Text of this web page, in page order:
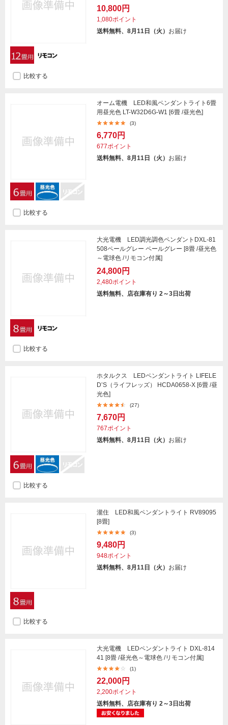
10,800円
1,080ポイント
送料無料、8月11日（火） お届け
比較する
オーム電機 LED和風ペンダントライト6畳
用昼光色 LT-W32D6G-W1 [6畳 /昼光色]
(3)
6,770円
677ポイント
送料無料、8月11日（火） お届け
比較する
大光電機 LED調光調色ペンダントDXL-81
508ペールグレー ペールグレー [8畳 /昼光色
～電球色 /リモコン付属]
24,800円
2,480ポイント
送料無料、店在庫有り 2～3日出荷
比較する
ホタルクス LEDペンダントライト LIFELE
D’S（ライフレッズ） HCDA0658-X [6畳 /昼
光色]
(27)
7,670円
767ポイント
送料無料、8月11日（火） お届け
比較する
瀧住 LED和風ペンダントライト RV89095
[8畳]
(3)
9,480円
948ポイント
送料無料、8月11日（火） お届け
比較する
大光電機 LEDペンダントライト DXL-814
41 [8畳 /昼光色～電球色 /リモコン付属]
(1)
22,000円
2,200ポイント
送料無料、店在庫有り 2～3日出荷